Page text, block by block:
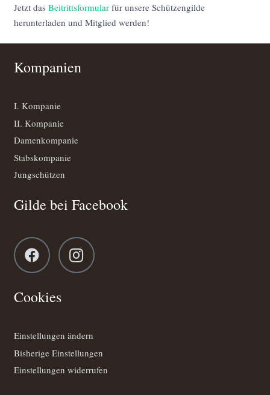
Jetzt das Beitrittsformularfür unsere Schützengilde
herunterladen und Mitglied werden!
Kompanien
I. Kompanie
II. Kompanie
Damenkompanie
Stabskompanie
Jungschützen
Gilde bei Facebook
Cookies
Einstellungen ändern
Bisherige Einstellungen
Einstellungen widerrufen